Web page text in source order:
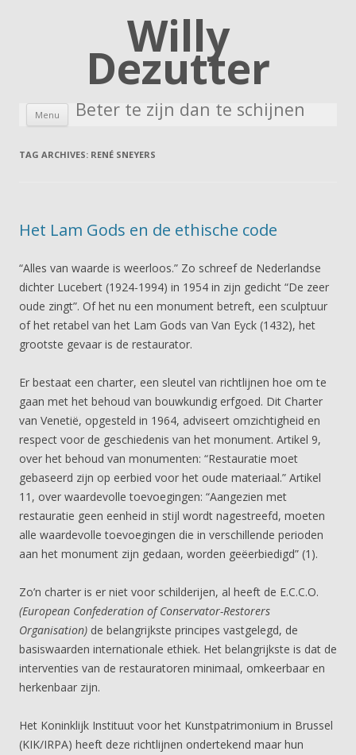
Willy
Dezutter
Beter te zijn dan te schijnen
Menu Skip to content
TAG ARCHIVES: RENÉ SNEYERS
Het Lam Gods en de ethische code
“Alles van waarde is weerloos.” Zo schreef de Nederlandse
dichter Lucebert (1924-1994) in 1954 in zijn gedicht “De zeer
oude zingt”. Of het nu een monument betreft, een sculptuur
of het retabel van het Lam Gods van Van Eyck (1432), het
grootste gevaar is de restaurator.
Er bestaat een charter, een sleutel van richtlijnen hoe om te
gaan met het behoud van bouwkundig erfgoed. Dit Charter
van Venetië, opgesteld in 1964, adviseert omzichtigheid en
respect voor de geschiedenis van het monument. Artikel 9,
over het behoud van monumenten: “Restauratie moet
gebaseerd zijn op eerbied voor het oude materiaal.” Artikel
11, over waardevolle toevoegingen: “Aangezien met
restauratie geen eenheid in stijl wordt nagestreefd, moeten
alle waardevolle toevoegingen die in verschillende perioden
aan het monument zijn gedaan, worden geëerbiedigd” (1).
Zo’n charter is er niet voor schilderijen, al heeft de E.C.C.O.
(European Confederation of Conservator-Restorers
Organisation) de belangrijkste principes vastgelegd, de
basiswaarden internationale ethiek. Het belangrijkste is dat de
interventies van de restauratoren minimaal, omkeerbaar en
herkenbaar zijn.
Het Koninklijk Instituut voor het Kunstpatrimonium in Brussel
(KIK/IRPA) heeft deze richtlijnen ondertekend maar hun